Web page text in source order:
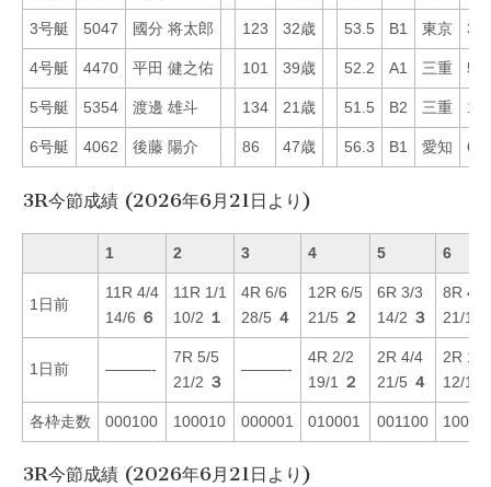
3号艇 5047 國分 将太郎 123 32歳 53.5 B1 東京 3
4号艇 4470 平田 健之佑 101 39歳 52.2 A1 三重 59
5号艇 5354 渡邊 雄斗 134 21歳 51.5 B2 三重 12
6号艇 4062 後藤 陽介 86 47歳 56.3 B1 愛知 6
3R今節成績 (2026年6月21日より)
1 2 3 4 5 6
1日前
11R 4/4
14/6 ６
11R 1/1
10/2 １
4R 6/6
28/5 ４
12R 6/5
21/5 ２
6R 3/3
14/2 ３
8R 4/4
21/1
1日前 ———-
7R 5/5
21/2 ３
———-
4R 2/2
19/1
２
2R 4/4
21/5 ４
2R 1/1
12/1
各枠走数 000100 100010 000001 010001 001100
3R今節成績 (2026年6月21日より)